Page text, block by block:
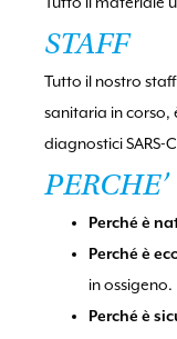
STAFF
Tutto il nostro
sanitaria in corso,
diagnostici SARS-
Perché è
Perché è
in ossigeno.
Perché è